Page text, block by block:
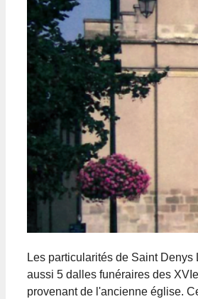
Les particularités de Saint Denys
aussi 5 dalles funéraires des
provenant de l'ancienne église.